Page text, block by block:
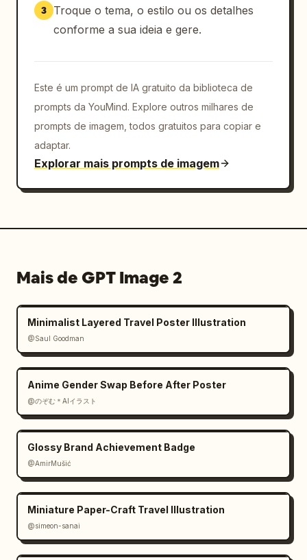
3
Troque o tema, o estilo ou os detalhes
conforme a sua ideia e gere.
Este é um prompt de IA gratuito da biblioteca de
prompts da YouMind. Explore outros milhares de
prompts de imagem, todos gratuitos para copiar e
adaptar.
Explorar mais prompts de imagem
Mais de GPT Image 2
Minimalist Layered Travel Poster Illustration
@Saul Goodman
Anime Gender Swap Before After Poster
@のぞむ＊AIイラスト
Glossy Brand Achievement Badge
@AmirMušić
Miniature Paper-Craft Travel Illustration
@simeon-sanai